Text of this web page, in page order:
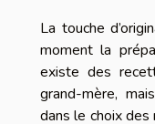
La touche
moment la
existe des
grand-mère,
dans le choix